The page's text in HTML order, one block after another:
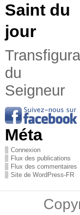
Saint du
jour
du
Seigneur
Méta
Connexion
Flux des publications
Flux des commentaires
Site de WordPress-FR